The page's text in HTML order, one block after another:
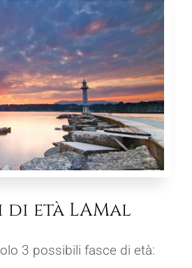
di età LAMal
3 possibili fasce di età: